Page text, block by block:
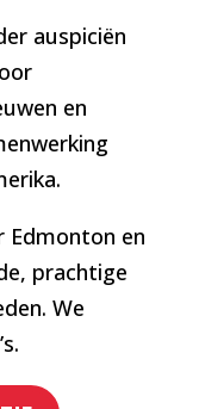
auspiciën
en
Edmonton en
prachtige
We